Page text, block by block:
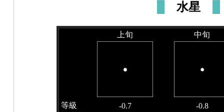
水星
上旬 中旬
等級 -0.7
-0.8